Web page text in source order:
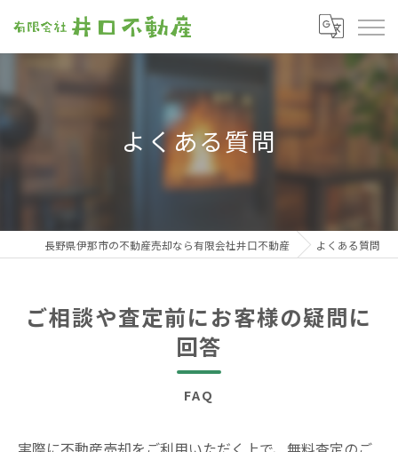
よくある質問
長野県伊那市の不動産売却なら有限会社井口不動産 よくある質問
ご相談や査定前にお客様の疑問に
回答
FAQ